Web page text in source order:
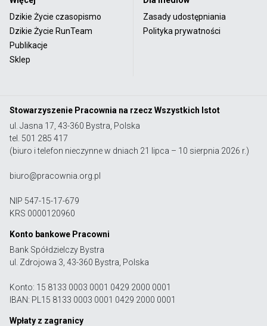
Dzikie Życie czasopismo
Dzikie Życie RunTeam
Publikacje
Sklep
Zasady udostępniania
Polityka prywatności
Stowarzyszenie Pracownia na rzecz Wszystkich Istot
ul. Jasna 17, 43-360 Bystra, Polska
tel. 501 285 417
(biuro i telefon nieczynne w dniach 21 lipca – 10 sierpnia 2026 r.)
biuro@pracownia.org.pl
NIP 547-15-17-679
KRS 0000120960
Konto bankowe Pracowni
Bank Spółdzielczy Bystra
ul. Zdrojowa 3, 43-360 Bystra, Polska
Konto: 15 8133 0003 0001 0429 2000 0001
IBAN: PL15 8133 0003 0001 0429 2000 0001
Wpłaty z zagranicy